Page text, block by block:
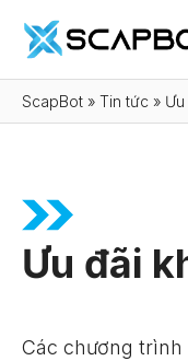
Chuyển
đến
nội
dung
ScapBot » Tin tức »
Ưu đãi
Các chương trình